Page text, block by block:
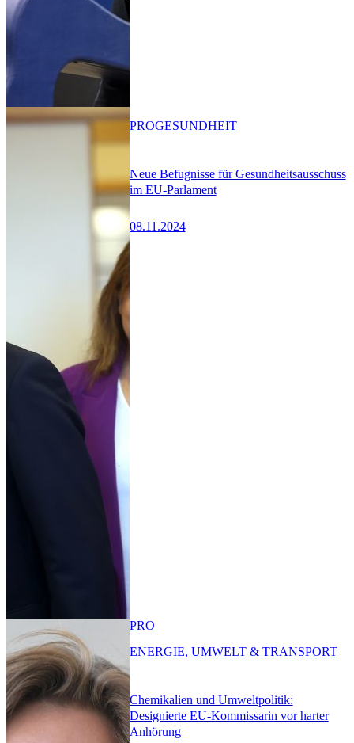
Neue Befugnisse für Gesundheitsausschuss
im EU-Parlament
08.11.2024
PROGESUNDHEIT
Chemikalien und Umweltpolitik:
Designierte EU-Kommissarin vor harter
Anhörung
PRO
ENERGIE, UMWELT & TRANSPORT